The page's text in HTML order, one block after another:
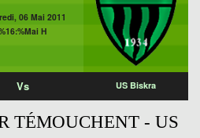
06 Mai 2011
H
Vs US Biskra
TÉMOUCHENT - US